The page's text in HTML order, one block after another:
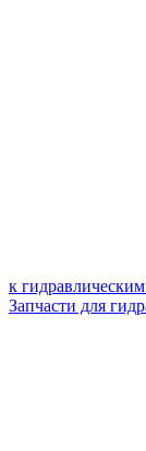
к
Запчасти для